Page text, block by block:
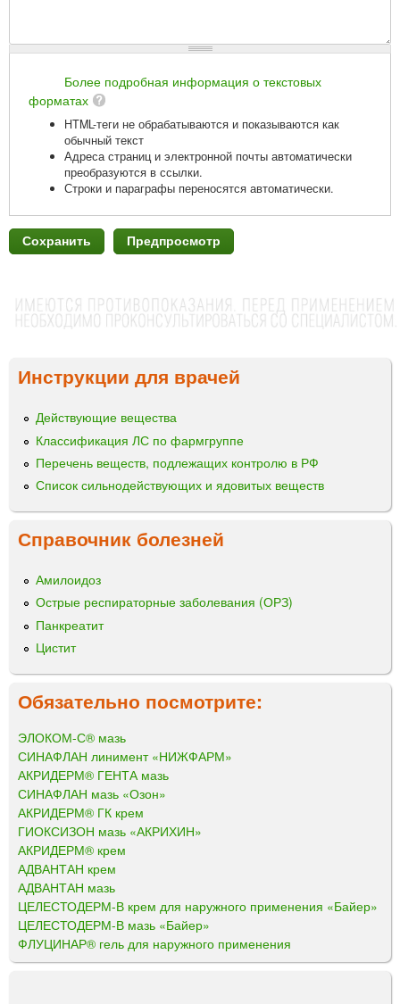
Более подробная информация о текстовых
форматах
HTML-теги не обрабатываются и показываются как
обычный текст
Адреса страниц и электронной почты автоматически
преобразуются в ссылки.
Строки и параграфы переносятся автоматически.
Инструкции для врачей
Действующие вещества
Классификация ЛС по фармгруппе
Перечень веществ, подлежащих контролю в РФ
Список сильнодействующих и ядовитых веществ
Справочник болезней
Амилоидоз
Острые респираторные заболевания (ОРЗ)
Панкреатит
Цистит
Обязательно посмотрите:
ЭЛОКОМ-С® мазь
СИНАФЛАН линимент «НИЖФАРМ»
АКРИДЕРМ® ГЕНТА мазь
СИНАФЛАН мазь «Озон»
АКРИДЕРМ® ГК крем
ГИОКСИЗОН мазь «АКРИХИН»
АКРИДЕРМ® крем
АДВАНТАН крем
АДВАНТАН мазь
ЦЕЛЕСТОДЕРМ-В крем для наружного применения «Байер»
ЦЕЛЕСТОДЕРМ-В мазь «Байер»
ФЛУЦИНАР® гель для наружного применения